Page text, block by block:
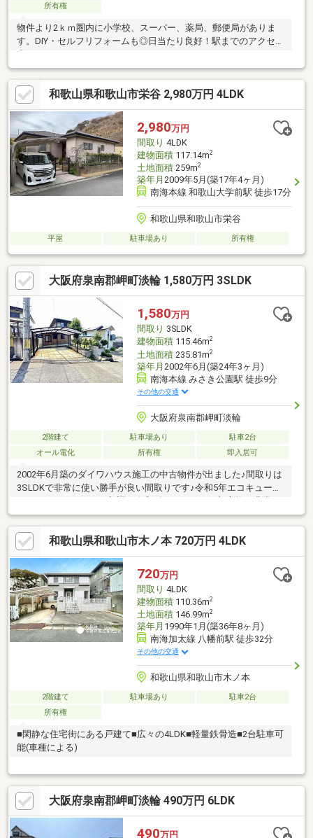
所有権
物件より2ｋｍ圏内に小学校、スーパー、薬局、郵便局がありま
す。DIY・セルフリフォームも◎日当たり良好！駅までのアクセス
和歌山県和歌山市栄谷 2,980万円 4LDK
2,980万円
間取り 4LDK
建物面積117.14m2
土地面積259m2
築年月 2009年5月(築17年4ヶ月)
南海本線 和歌山大学前駅 徒歩17分
和歌山県和歌山市栄谷
平屋 駐車場あり 所有権
大阪府泉南郡岬町淡輪 1,580万円 3SLDK
1,580万円
間取り 3SLDK
建物面積115.46m2
土地面積235.81m2
築年月 2002年6月(築24年3ヶ月)
南海本線 みさき公園駅 徒歩9分
その他の交通
大阪府泉南郡岬町淡輪
2階建て 駐車場あり
駐車2台
オール電化
所有権 即入居可
2002年6月築のダイワハウス施工の中古物件が出ました♪間取りは
3SLDKで非常に使い勝手が良い間取りです♪令和5年エコキュー
綺麗な状態です♪2Fからは海も見えて癒されます。静かにゆった
りと暮らしたい方は、ぜひ一度ご覧ください
♪********************※令和8年度固定資産税：66965円/年※令和5
年、オール電化、キッチン、トイレ新調。令和8年7月、脱衣所床
壁張替え、ＬＤＫ壁張替え、階段壁張替え、玄関一部壁張替え、2
Ｆ2部屋一部クロス張替え等 カーポート※前面道路約22平米、私
道負担あり※オール電化住宅
和歌山県和歌山市木ノ本 720万円 4LDK
720万円
間取り 4LDK
建物面積110.36m2
土地面積146.99m2
築年月 1990年1月(築36年8ヶ月)
南海加太線 八幡前駅 徒歩32分
その他の交通
和歌山県和歌山市木ノ本
2階建て 駐車場あり
駐車2台
所有権
■閑静な住宅街にある戸建て■広々の4LDK■軽量鉄骨造■2台駐車可
能(車種による)
大阪府泉南郡岬町淡輪 490万円 6LDK
490万円